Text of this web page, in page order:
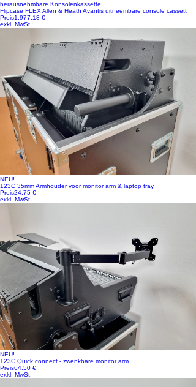
herausnehmbare Konsolenkassette
Flipcase FLEX Allen & Heath Avantis uitneembare console cassett
Preis1.977,18 €
exkl. MwSt.
NEU!
123C 35mm Armhouder voor monitor arm & laptop tray
Preis24,75 €
exkl. MwSt.
NEU!
123C Quick connect - zwenkbare monitor arm
Preis64,50 €
exkl. MwSt.